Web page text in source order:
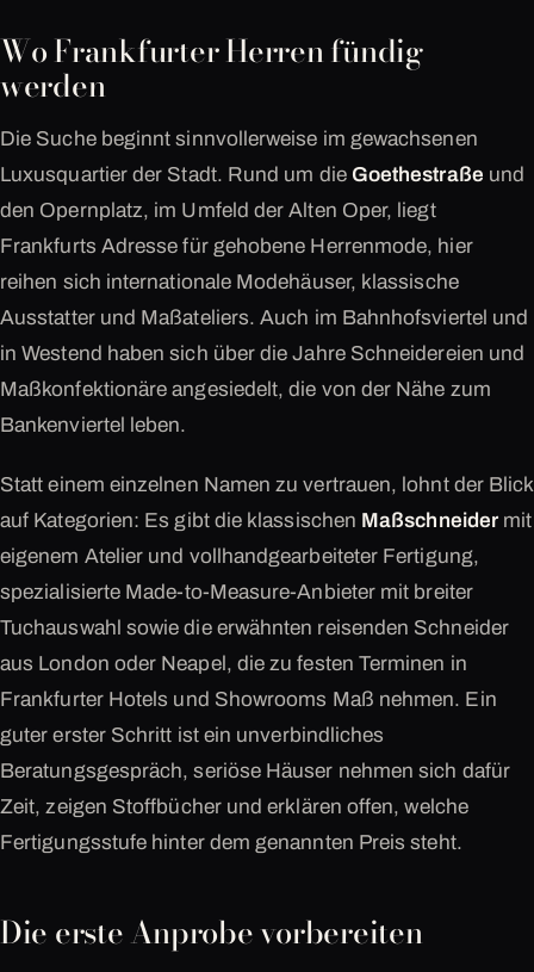
Wo Frankfurter Herren fündig
werden
Die Suche beginnt sinnvollerweise im gewachsenen
Luxusquartier der Stadt. Rund um die Goethestraße und
den Opernplatz, im Umfeld der Alten Oper, liegt
Frankfurts Adresse für gehobene Herrenmode, hier
reihen sich internationale Modehäuser, klassische
Ausstatter und Maßateliers. Auch im Bahnhofsviertel und
in Westend haben sich über die Jahre Schneidereien und
Maßkonfektionäre angesiedelt, die von der Nähe zum
Bankenviertel leben.
Statt einem einzelnen Namen zu vertrauen, lohnt der Blick
auf Kategorien: Es gibt die klassischen Maßschneider mit
eigenem Atelier und vollhandgearbeiteter Fertigung,
spezialisierte Made-to-Measure-Anbieter mit breiter
Tuchauswahl sowie die erwähnten reisenden Schneider
aus London oder Neapel, die zu festen Terminen in
Frankfurter Hotels und Showrooms Maß nehmen. Ein
guter erster Schritt ist ein unverbindliches
Beratungsgespräch, seriöse Häuser nehmen sich dafür
Zeit, zeigen Stoffbücher und erklären offen, welche
Fertigungsstufe hinter dem genannten Preis steht.
Die erste Anprobe vorbereiten